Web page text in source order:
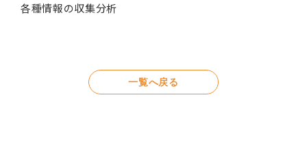
各種情報の収集分析
一覧へ戻る